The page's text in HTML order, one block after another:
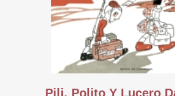
Pili, Polito Y Lucero